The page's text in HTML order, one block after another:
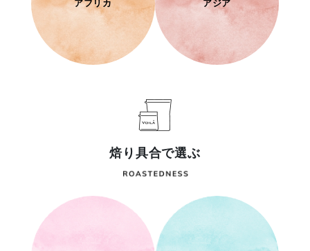
アフリカ アジア
焙り具合で選ぶ